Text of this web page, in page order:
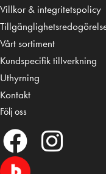
Villkor & integritetspolicy
Vårt sortiment
Kundspecifik tillverkning
Uthyrning
Kontakt
Följ oss